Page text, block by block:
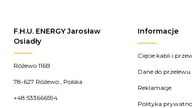
F.H.U. ENERGY Jarosław
Osiadły
Różewo 116B
78-627 Różewo Polska
+48 533666594
Informacje
Cięcie kabli i
Dane do przelewu
Reklamacje
Polityka